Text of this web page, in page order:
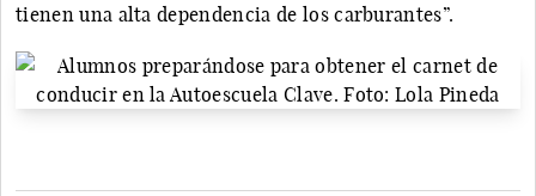
tienen una alta dependencia de los carburantes”.